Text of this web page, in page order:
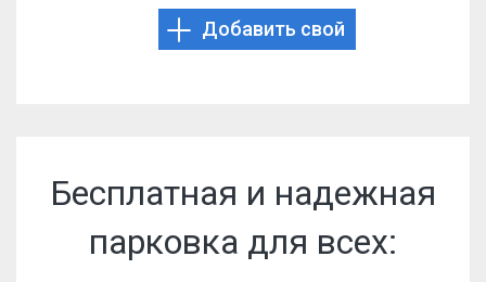
Добавить свой
Бесплатная и надежная
парковка для всех: